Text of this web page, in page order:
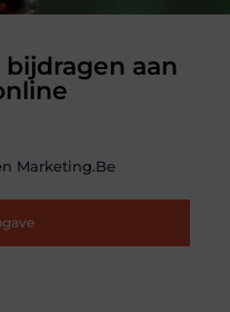
aan
Marketing.be